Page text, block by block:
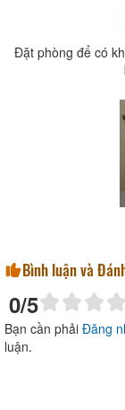
Đặt phòng để có
Bình luận và
0/5
Bạn cần phải Đăng
luận.